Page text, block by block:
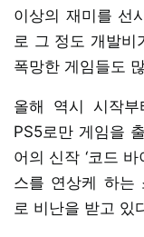
이상의 재미를 선
로 그 정도 개발비
폭망한 게임들도
올해 역시 시작
PS5로만 게임을
어의 신작 ‘코드
스를 연상케 하는
로 비난을 받고 있